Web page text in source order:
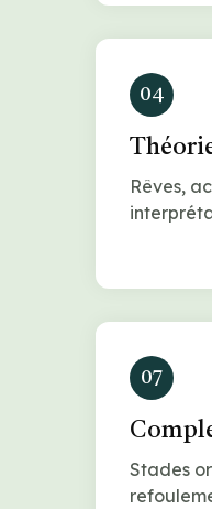
04
Rêves,
07
Stades